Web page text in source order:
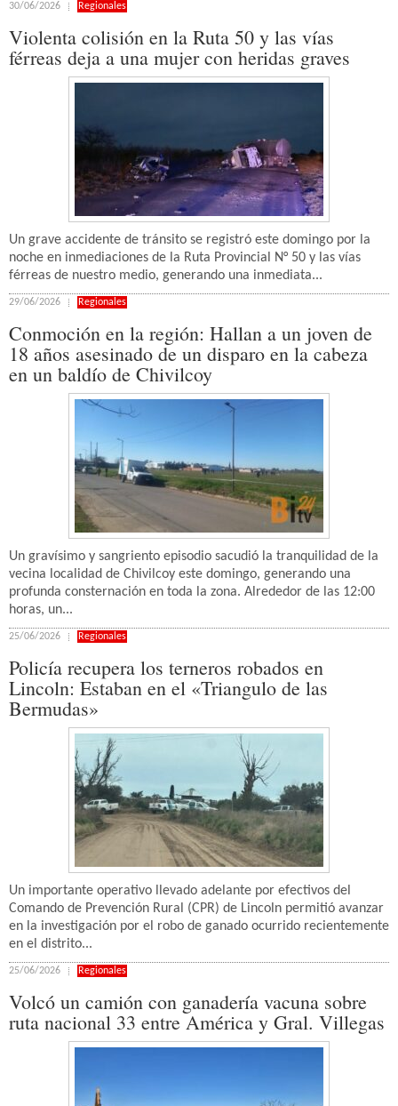
30/06/2026 Regionales
Violenta colisión en la Ruta 50 y las vías
férreas deja a una mujer con heridas graves
Un grave accidente de tránsito se registró este domingo por la
noche en inmediaciones de la Ruta Provincial N° 50 y las vías
férreas de nuestro medio, generando una inmediata...
29/06/2026 Regionales
Conmoción en la región: Hallan a un joven de
18 años asesinado de un disparo en la cabeza
en un baldío de Chivilcoy
Un gravísimo y sangriento episodio sacudió la tranquilidad de la
vecina localidad de Chivilcoy este domingo, generando una
profunda consternación en toda la zona. Alrededor de las 12:00
horas, un...
25/06/2026 Regionales
Policía recupera los terneros robados en
Lincoln: Estaban en el «Triangulo de las
Bermudas»
Un importante operativo llevado adelante por efectivos del
Comando de Prevención Rural (CPR) de Lincoln permitió avanzar
en la investigación por el robo de ganado ocurrido recientemente
en el distrito...
25/06/2026 Regionales
Volcó un camión con ganadería vacuna sobre
ruta nacional 33 entre América y Gral. Villegas